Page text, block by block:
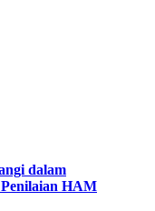
dalam
HAM